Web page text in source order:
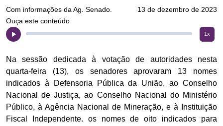
Com informações da Ag. Senado.
13 de dezembro de 2023
Ouça este conteúdo
1x
Na sessão dedicada à votação de autoridades nesta
quarta-feira (13), os senadores aprovaram 13 nomes
indicados à Defensoria Pública da União, ao Conselho
Nacional de Justiça, ao Conselho Nacional do Ministério
Público, à Agência Nacional de Mineração, e à Instituição
Fiscal Independente. os nomes de oito indicados para